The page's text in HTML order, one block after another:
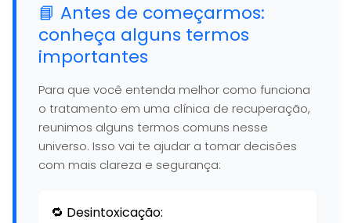
📘 Antes de começarmos:
conheça alguns termos
importantes
Para que você entenda melhor como funciona
o tratamento em uma clínica de recuperação,
reunimos alguns termos comuns nesse
universo. Isso vai te ajudar a tomar decisões
com mais clareza e segurança:
🔁 Desintoxicação: